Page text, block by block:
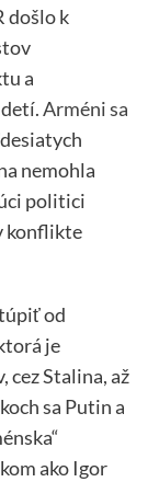
došlo k
a
Arméni sa
nemohla
politici
konflikte
od
je
cez Stalina, až
sa Putin a
ako Igor